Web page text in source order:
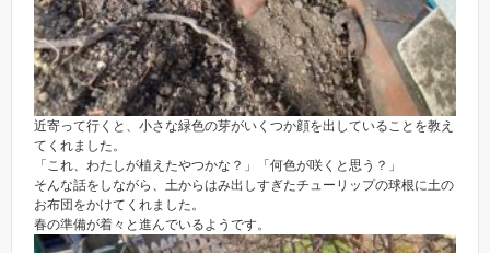
近寄って行くと、小さな緑色の芽がいくつか顔を出していることを教え
てくれました。
「これ、わたしが植えたやつかな？」「何色が咲くと思う？」
そんな話をしながら、土からはみ出しすぎたチューリップの球根に土の
お布団をかけてくれました。
春の準備が着々と進んでいるようです。